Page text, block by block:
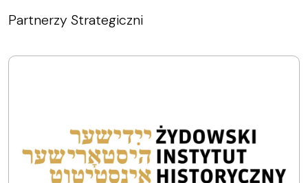
Partnerzy Strategiczni